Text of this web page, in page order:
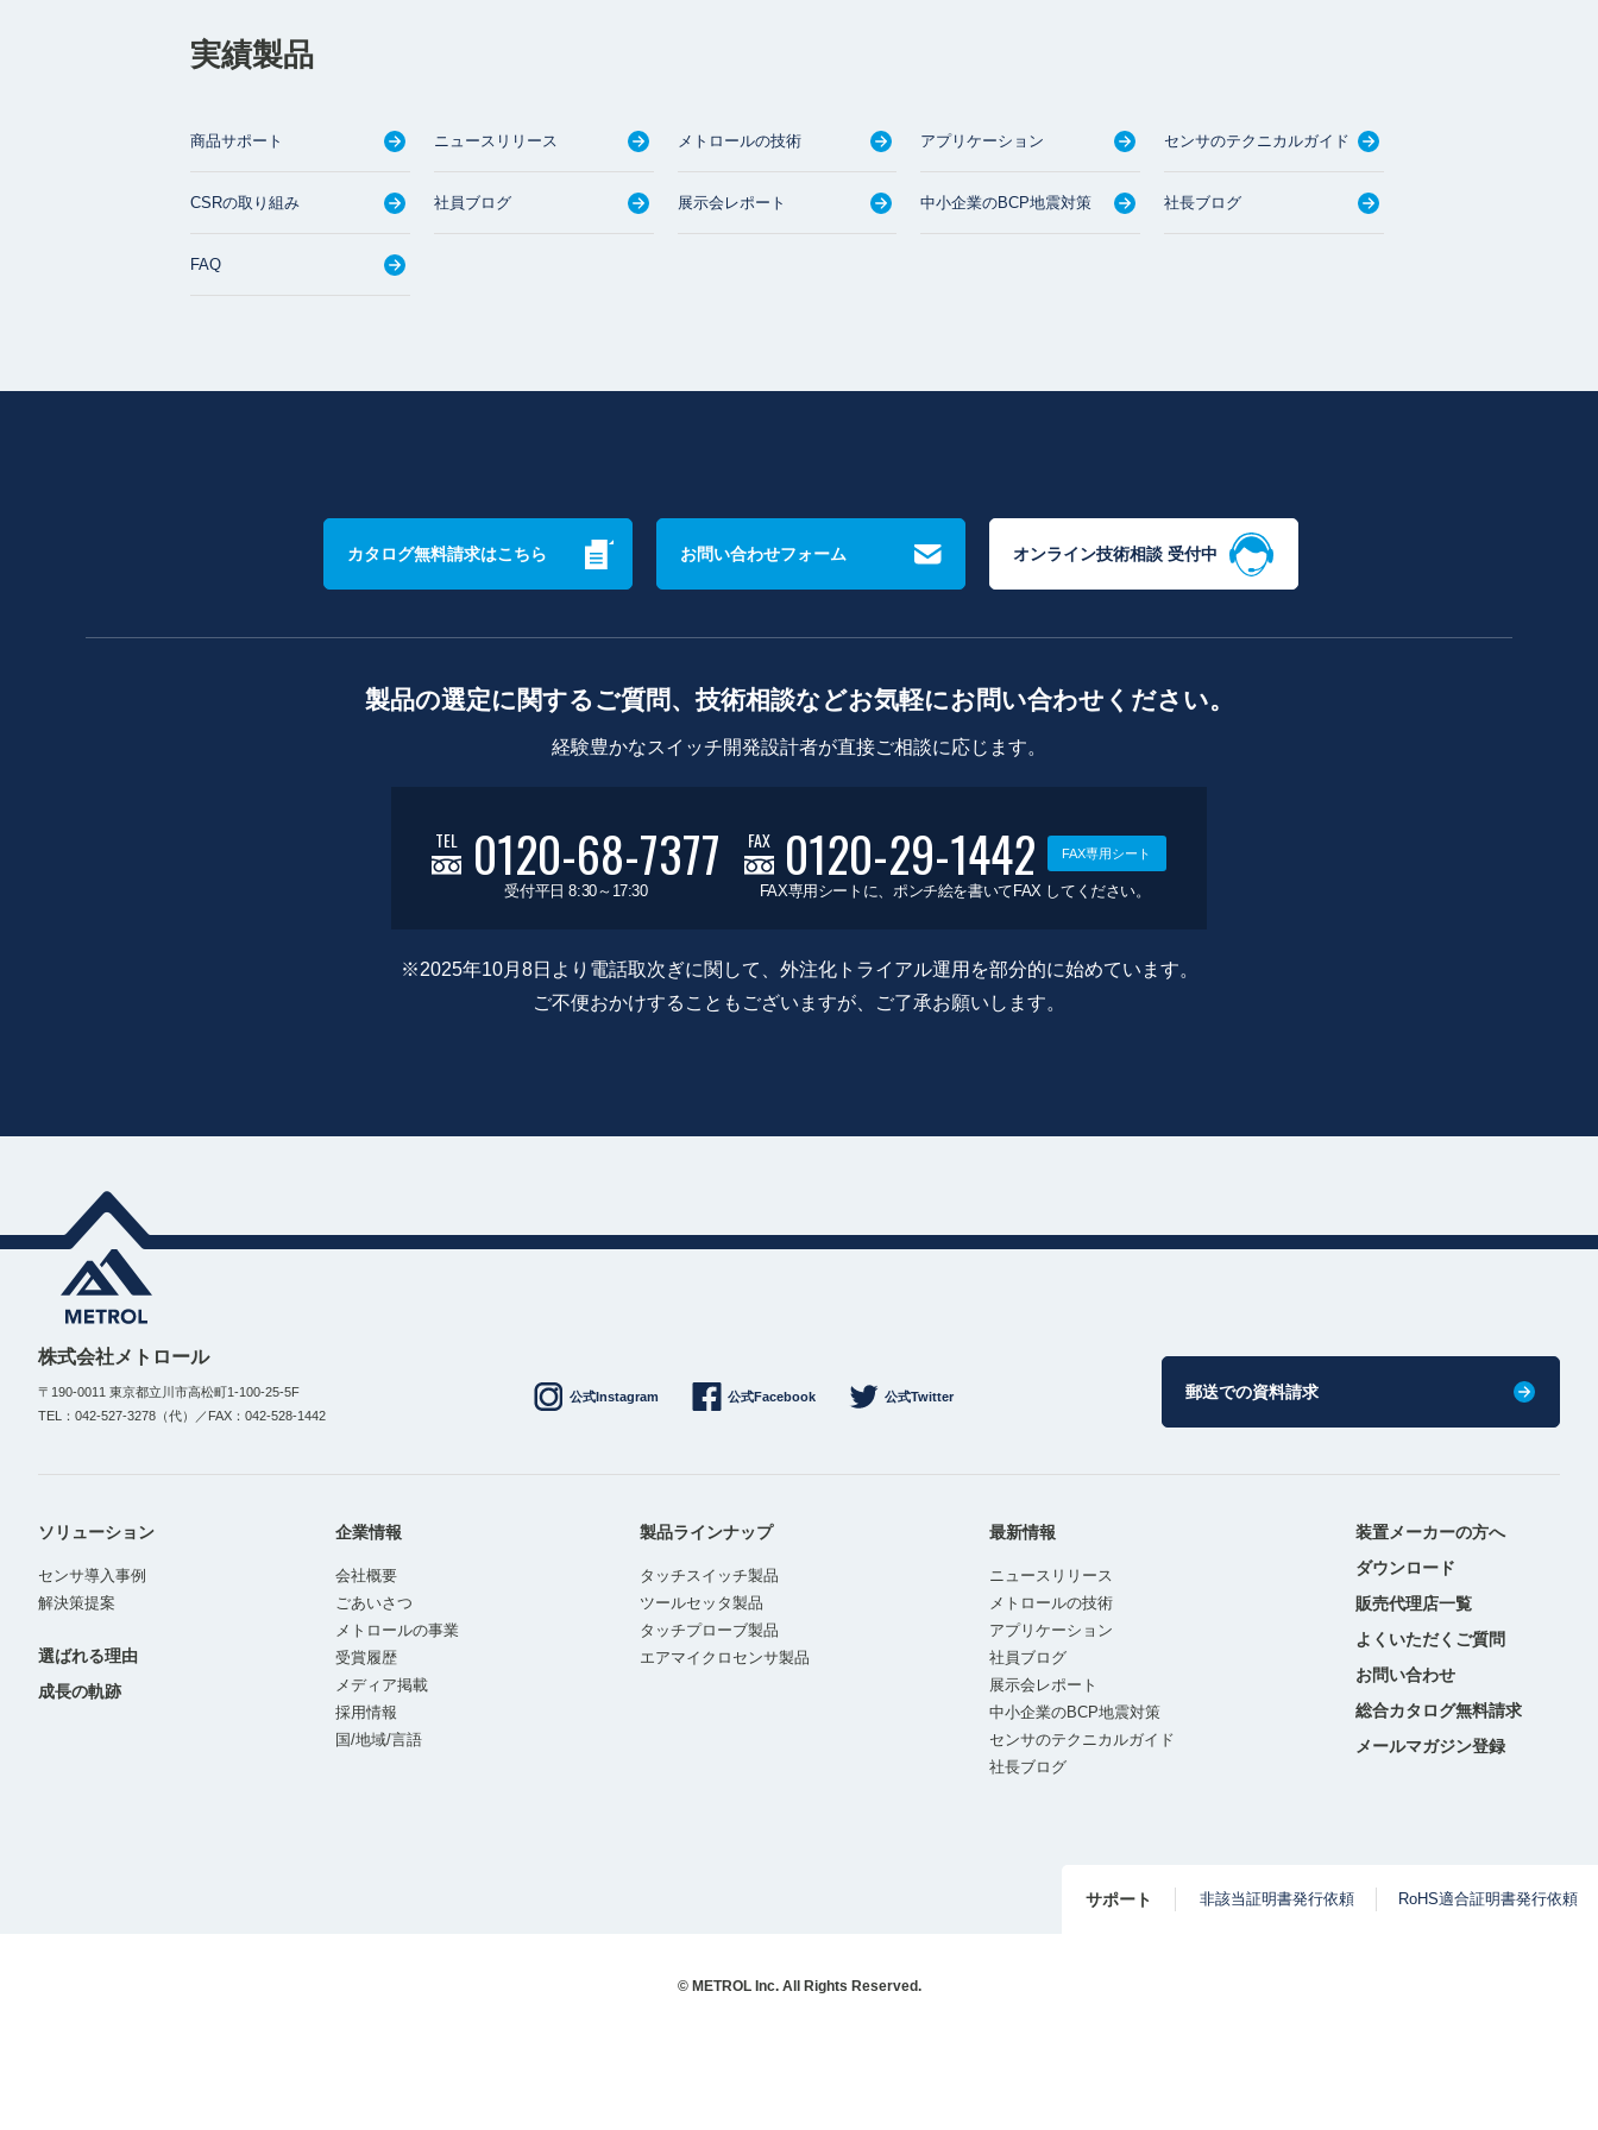
実績製品
商品サポート ニュースリリース メトロールの技術 アプリケーション センサのテクニカルガイド
CSRの取り組み 社員ブログ 展示会レポート 中小企業のBCP地震対策 社長ブログ
FAQ
カタログ無料請求はこちら お問い合わせフォーム オンライン技術相談 受付中
製品の選定に関するご質問、技術相談などお気軽にお問い合わせください。
経験豊かなスイッチ開発設計者が直接ご相談に応じます。
TEL 0120-68-7377
受付平日 8:30～17:30
FAX 0120-29-1442 FAX専用シート
FAX専用シートに、ポンチ絵を書いてFAX してください。
※2025年10月8日より電話取次ぎに関して、外注化トライアル運用を部分的に始めています。
ご不便おかけすることもございますが、ご了承お願いします。
株式会社メトロール
〒190-0011 東京都立川市高松町1-100-25-5F
TEL：042-527-3278（代）／FAX：042-528-1442
公式Instagram 公式Facebook 公式Twitter 郵送での資料請求
ソリューション
センサ導入事例
解決策提案
選ばれる理由
成長の軌跡
企業情報
会社概要
ごあいさつ
メトロールの事業
受賞履歴
メディア掲載
採用情報
国/地域/言語
製品ラインナップ
タッチスイッチ製品
ツールセッタ製品
タッチプローブ製品
エアマイクロセンサ製品
最新情報
ニュースリリース
メトロールの技術
アプリケーション
社員ブログ
展示会レポート
中小企業のBCP地震対策
センサのテクニカルガイド
社長ブログ
装置メーカーの方へ
ダウンロード
販売代理店一覧
よくいただくご質問
お問い合わせ
総合カタログ無料請求
メールマガジン登録
サポート 非該当証明書発行依頼 RoHS適合証明書発行依頼
© METROL Inc. All Rights Reserved.